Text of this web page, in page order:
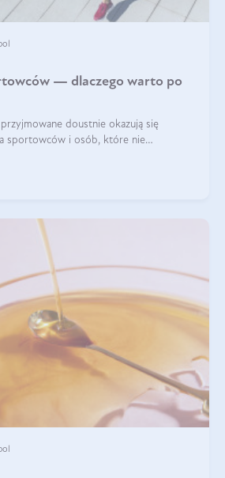
— dlaczego warto po
doustnie okazują się
sportowców i osób, które nie